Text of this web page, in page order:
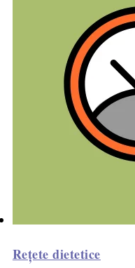
Rețete dietetice